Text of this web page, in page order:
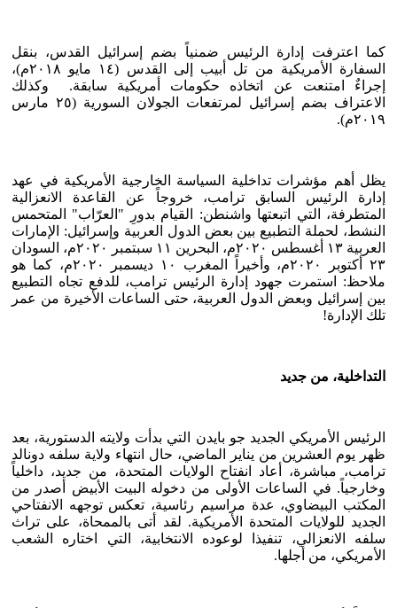
كما اعترفت إدارة الرئيس ضمنياً بضم إسرائيل القدس، بنقل
السفارة الأمريكية من تل أبيب إلى القدس (١٤ مايو ٢٠١٨م)،
إجراءٌ امتنعت عن اتخاذه حكومات أمريكية سابقة. وكذلك
الاعتراف بضم إسرائيل لمرتفعات الجولان السورية (٢٥ مارس
٢٠١٩م).
يظل أهم مؤشرات تداخلية السياسة الخارجية الأمريكية في عهد
إدارة الرئيس السابق ترامب، خروجاً عن القاعدة الانعزالية
المتطرفة، التي اتبعتها واشنطن: القيام بدورِ "العرّاب" المتحمس
النشط، لحملة التطبيع بين بعض الدول العربية وإسرائيل: الإمارات
العربية ١٣ أغسطس ٢٠٢٠م، البحرين ١١ سبتمبر ٢٠٢٠م، السودان
٢٣ أكتوبر ٢٠٢٠م، وأخيراً المغرب ١٠ ديسمبر ٢٠٢٠م، كما هو
ملاحظ: استمرت جهود إدارة الرئيس ترامب، للدفع تجاه التطبيع
بين إسرائيل وبعض الدول العربية، حتى الساعات الأخيرة من عمر
تلك الإدارة!
التداخلية، من جديد
الرئيس الأمريكي الجديد جو بايدن التي بدأت ولايته الدستورية، بعد
ظهر يوم العشرين من يناير الماضي، حال انتهاء ولاية سلفه دونالد
ترامب، مباشرة، أعاد انفتاح الولايات المتحدة، من جديد، داخلياً
وخارجياً. في الساعات الأولى من دخوله البيت الأبيض أصدر من
المكتب البيضاوي، عدة مراسيم رئاسية، تعكس توجهه الانفتاحي
الجديد للولايات المتحدة الأمريكية. لقد أتى بالممحاة، على تراث
سلفه الانعزالي، تنفيذا لوعوده الانتخابية، التي اختاره الشعب
الأمريكي، من أجلها.